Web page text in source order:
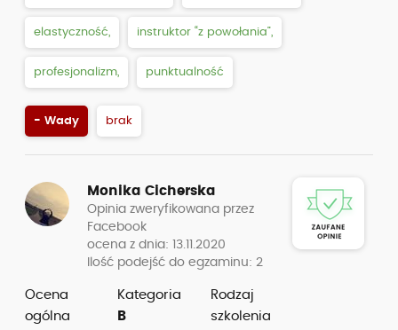
elastyczność, instruktor “z powołania”,
profesjonalizm, punktualność
- Wady brak
Monika Cicherska
Opinia zweryfikowana przez
Facebook
ocena z dnia: 13.11.2020
Ilość podejść do egzaminu: 2
Ocena
ogólna
Kategoria
B
Rodzaj
szkolenia